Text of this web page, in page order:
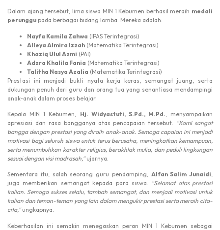
Dalam ajang tersebut, lima siswa MIN 1 Kebumen berhasil meraih medali
perunggu pada berbagai bidang lomba. Mereka adalah:
Nayfa Kamila Zahwa (IPAS Terintegrasi)
Alleya Almira Izzah (Matematika Terintegrasi)
Khaziq Ulul Azmi (PAI)
Adzra Khalila Fania (Matematika Terintegrasi)
Talitha Nasya Azalia (Matematika Terintegrasi)
Prestasi ini menjadi bukti nyata kerja keras, semangat juang, serta
dukungan penuh dari guru dan orang tua yang senantiasa mendampingi
anak-anak dalam proses belajar.
Kepala MIN 1 Kebumen, Hj. Widyastuti, S.Pd., M.Pd. , menyampaikan
apresiasi dan rasa bangganya atas pencapaian tersebut.
“Kami sangat
bangga dengan prestasi yang diraih anak-anak. Semoga capaian ini menjadi
motivasi bagi seluruh siswa untuk terus berusaha, meningkatkan kemampuan,
serta menumbuhkan karakter religius, berakhlak mulia, dan peduli lingkungan
sesuai dengan visi madrasah,”ujarnya.
Sementara itu, salah seorang guru pendamping, Alfan Salim Junaidi,
juga memberikan semangat kepada para siswa. “Selamat atas prestasi
kalian. Semoga sukses selalu, tambah semangat, dan menjadi motivasi untuk
kalian dan teman-teman yang lain dalam mengukir prestasi serta meraih cita-
cita,”ungkapnya.
Keberhasilan ini semakin menegaskan peran MIN 1 Kebumen sebagai